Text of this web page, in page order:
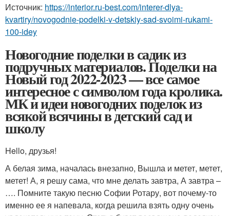
Источник: https://interior.ru-best.com/interer-dlya-
kvartiry/novogodnie-podelki-v-detskiy-sad-svoimi-rukami-
100-idey
Новогодние поделки в садик из
подручных материалов. Поделки на
Новый год 2022-2023 — все самое
интересное с символом года кролика.
МК и идеи новогодних поделок из
всякой всячины в детский сад и
школу
Hello, друзья!
А белая зима, началась внезапно, Вышла и метет, метет,
метет! А, я решу сама, что мне делать завтра, А завтра –
…. Помните такую песню Софии Ротару, вот почему-то
именно ее я напевала, когда решила взять одну очень